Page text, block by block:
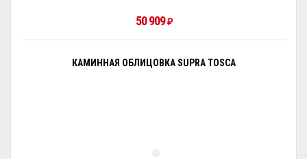
50 909₽
КАМИННАЯ ОБЛИЦОВКА SUPRA TOSCA